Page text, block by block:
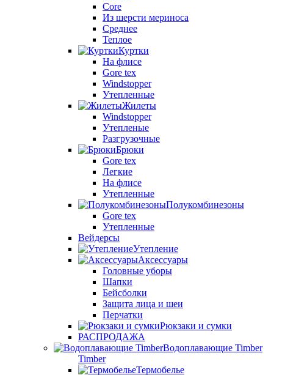
Core
Из шерсти мериноса
Среднее
Теплое
Куртки
На флисе
Gore tex
Windstopper
Утепленные
Жилеты
Windstopper
Утепленые
Разгрузочные
Брюки
Gore tex
Легкие
На флисе
Утепленные
Полукомбинезоны
Gore tex
Утепленные
Вейдерсы
Утепление
Аксессуары
Головные уборы
Шапки
Бейсболки
Защита лица и шеи
Перчатки
Рюкзаки и сумки
РАСПРОДАЖА
Водоплавающие Timber
Timber
Термобелье